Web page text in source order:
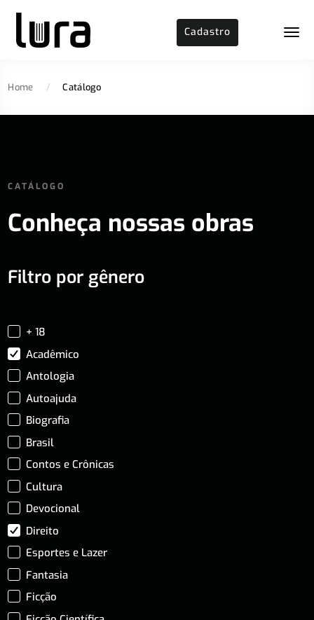
Cadastro
Home / Catálogo
CATÁLOGO
Conheça nossas obras
Filtro por gênero
+ 18
Acadêmico
Antologia
Autoajuda
Biografia
Brasil
Contos e Crônicas
Cultura
Devocional
Direito
Esportes e Lazer
Fantasia
Ficção